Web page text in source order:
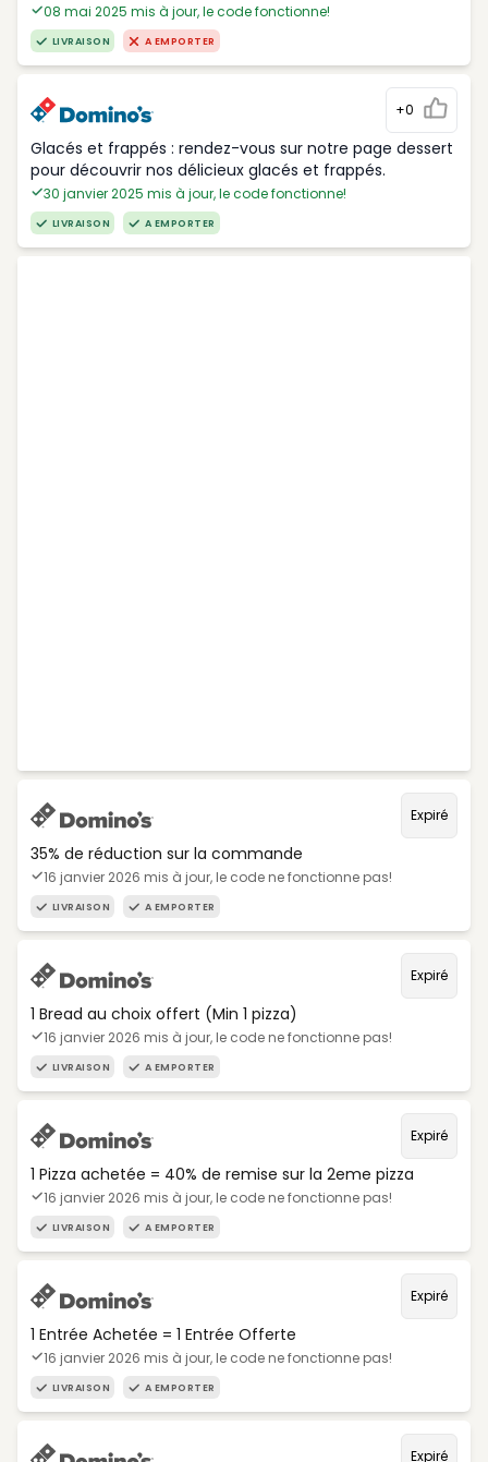
08 mai 2025 mis à jour, le code fonctionne!
LIVRAISON A EMPORTER
+0
Glacés et frappés : rendez-vous sur notre page dessert
pour découvrir nos délicieux glacés et frappés.
30 janvier 2025 mis à jour, le code fonctionne!
LIVRAISON A EMPORTER
Expiré
35% de réduction sur la commande
16 janvier 2026 mis à jour, le code ne fonctionne pas!
LIVRAISON A EMPORTER
Expiré
1 Bread au choix offert (Min 1 pizza)
16 janvier 2026 mis à jour, le code ne fonctionne pas!
LIVRAISON A EMPORTER
Expiré
1 Pizza achetée = 40% de remise sur la 2eme pizza
16 janvier 2026 mis à jour, le code ne fonctionne pas!
LIVRAISON A EMPORTER
Expiré
1 Entrée Achetée = 1 Entrée Offerte
16 janvier 2026 mis à jour, le code ne fonctionne pas!
LIVRAISON A EMPORTER
Expiré